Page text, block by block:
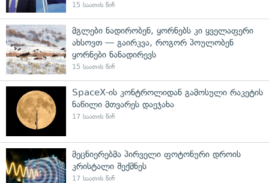
15 საათის წინ
მგლები ნადირობენ, ყორნებს კი ყველაფერი
ახსოვთ — გაირკვა, როგორ პოულობენ
ყორნები ნანადირევს
15 საათის წინ
SpaceX-ის კონტროლიდან გამოსული რაკეტის
ნაწილი მთვარეს დაეჯახა
17 საათის წინ
მეცნიერებმა პირველი ფოტონური დროის
კრისტალი შექმნეს
17 საათის წინ